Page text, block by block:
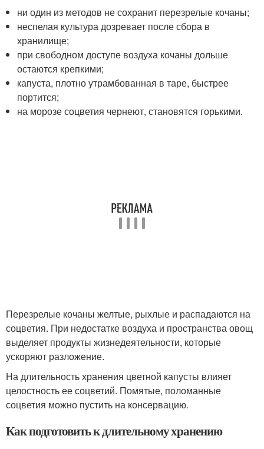
ни один из методов не сохранит перезрелые кочаны;
неспелая культура дозревает после сбора в
хранилище;
при свободном доступе воздуха кочаны дольше
остаются крепкими;
капуста, плотно утрамбованная в таре, быстрее
портится;
на морозе соцветия чернеют, становятся горькими.
Перезрелые кочаны желтые, рыхлые и распадаются на
соцветия. При недостатке воздуха и пространства овощ
выделяет продукты жизнедеятельности, которые
ускоряют разложение.
На длительность хранения цветной капусты влияет
целостность ее соцветий. Помятые, поломанные
соцветия можно пустить на консервацию.
Как подготовить к длительному хранению